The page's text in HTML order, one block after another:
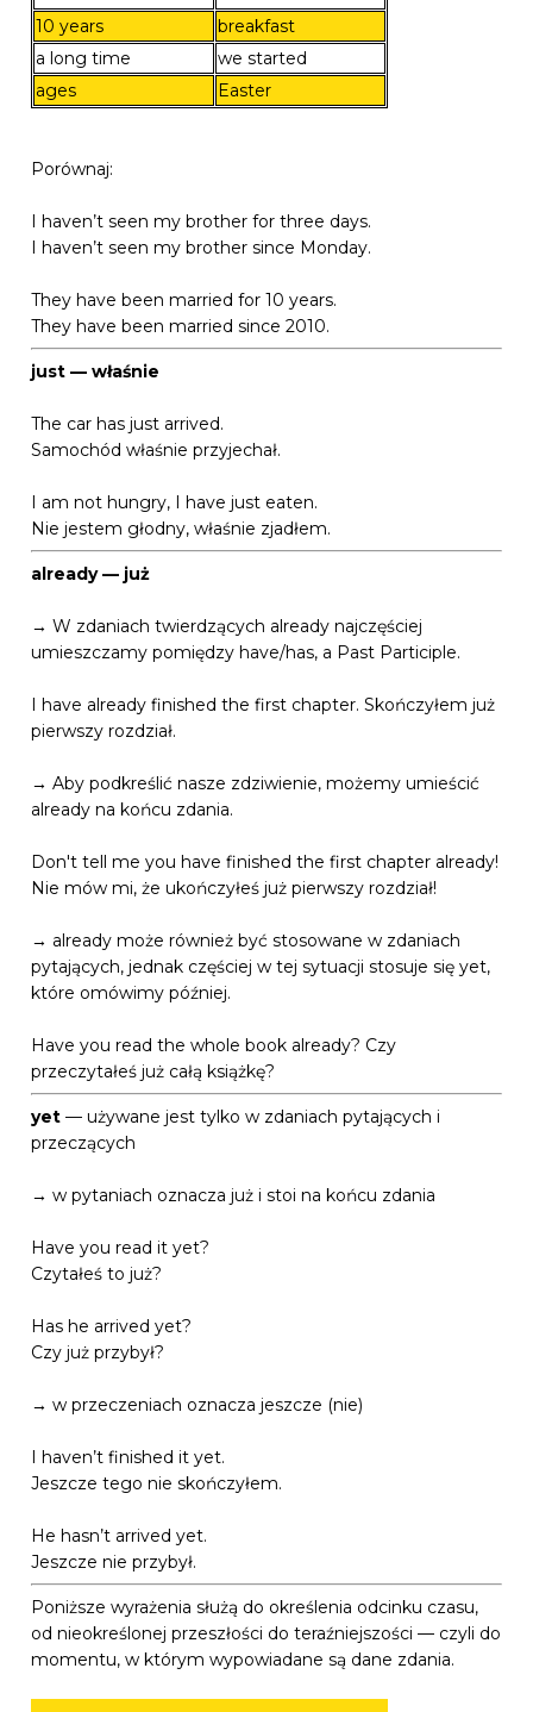
10 years
breakfast
a long time
we started
ages
Easter
Porównaj:
I haven’t seen my brother for three days.
I haven’t seen my brother since Monday.
They have been married for 10 years.
They have been married since 2010.
just — właśnie
The car has just arrived.
Samochód właśnie przyjechał.
I am not hungry, I have just eaten.
Nie jestem głodny, właśnie zjadłem.
already — już
→ W zdaniach twierdzących already najczęściej
umieszczamy pomiędzy have/has, a Past Participle.
I have already finished the first chapter. Skończyłem już
pierwszy rozdział.
→ Aby podkreślić nasze zdziwienie, możemy umieścić
already na końcu zdania.
Don't tell me you have finished the first chapter already!
Nie mów mi, że ukończyłeś już pierwszy rozdział!
→ already może również być stosowane w zdaniach
pytających, jednak częściej w tej sytuacji stosuje się yet,
które omówimy później.
Have you read the whole book already? Czy
przeczytałeś już całą książkę?
yet — używane jest tylko w zdaniach pytających i
przeczących
→ w pytaniach oznacza już i stoi na końcu zdania
Have you read it yet?
Czytałeś to już?
Has he arrived yet?
Czy już przybył?
→ w przeczeniach oznacza jeszcze (nie)
I haven’t finished it yet.
Jeszcze tego nie skończyłem.
He hasn’t arrived yet.
Jeszcze nie przybył.
Poniższe wyrażenia służą do określenia odcinku czasu,
od nieokreślonej przeszłości do teraźniejszości — czyli do
momentu, w którym wypowiadane są dane zdania.